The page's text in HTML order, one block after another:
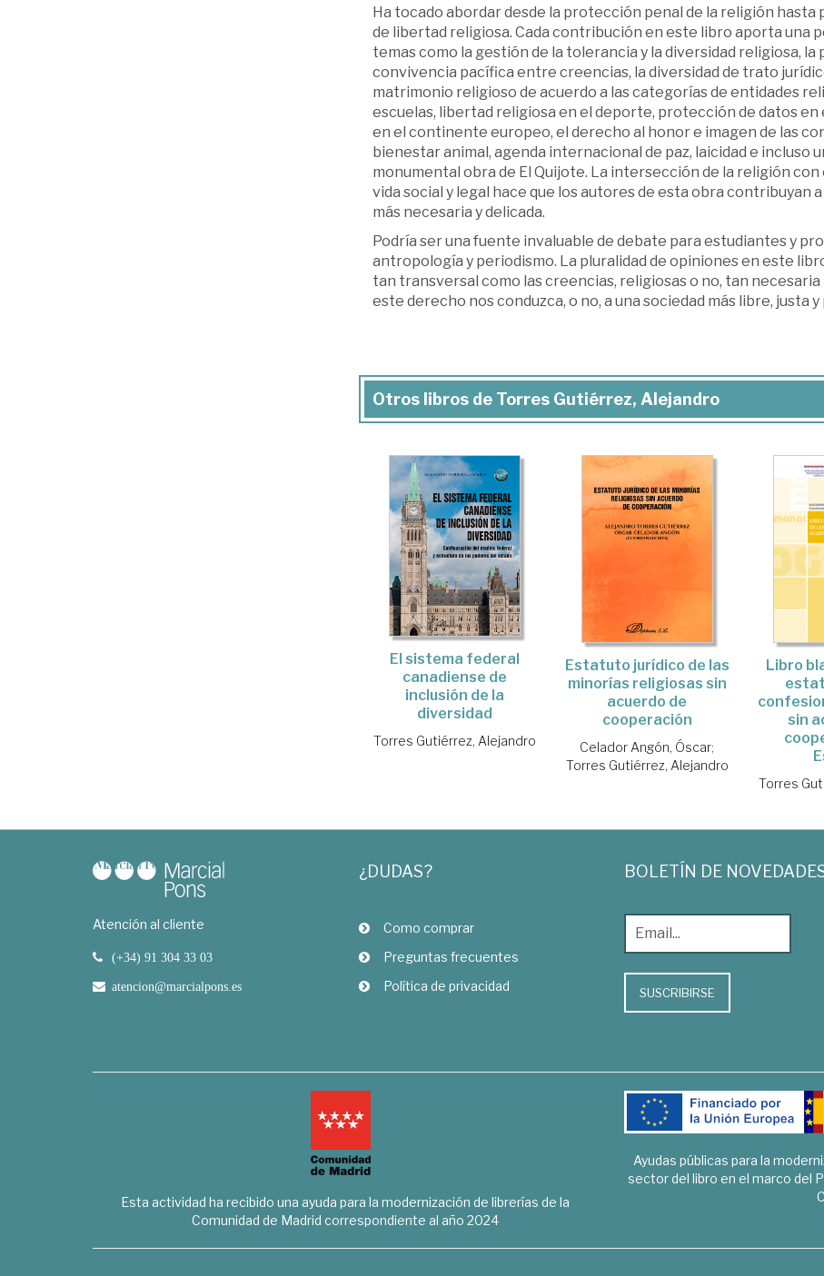
Ha tocado abordar desde la protección penal de la religión
de libertad religiosa. Cada contribución en este libro aporta una
temas como la gestión de la tolerancia y la diversidad religiosa,
convivencia pacífica entre creencias, la diversidad de trato
matrimonio religioso de acuerdo a las categorías de entidades
escuelas, libertad religiosa en el deporte, protección de datos
en el continente europeo, el derecho al honor e imagen de las
bienestar animal, agenda internacional de paz, laicidad e incluso
monumental obra de El Quijote. La intersección de la religión
vida social y legal hace que los autores de esta obra contribuyan
más necesaria y delicada.
Podría ser una fuente invaluable de debate para estudiantes y
antropología y periodismo. La pluralidad de opiniones en este
tan transversal como las creencias, religiosas o no, tan
este derecho nos conduzca, o no, a una sociedad más libre, justa
Otros libros de Torres Gutiérrez, Alejandro
El sistema federal
canadiense de
inclusión de la
diversidad
Torres Gutiérrez, Alejandro
Estatuto jurídico de las
minorías religiosas sin
acuerdo de
cooperación
Celador Angón, Óscar;
Torres Gutiérrez, Alejandro
Libro
sin
Torres
Atención al cliente
(+34) 91 304 33 03
atencion@marcialpons.es
¿DUDAS?
Como comprar
Preguntas frecuentes
Política de privacidad
BOLETÍN DE
SUSCRIBIRSE
Esta actividad ha recibido una ayuda para la modernización de librerías de la
Comunidad de Madrid correspondiente al año 2024
Ayudas públicas para la
sector del libro en el marco del